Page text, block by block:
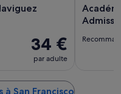
34 €
par adulte
San Francisco